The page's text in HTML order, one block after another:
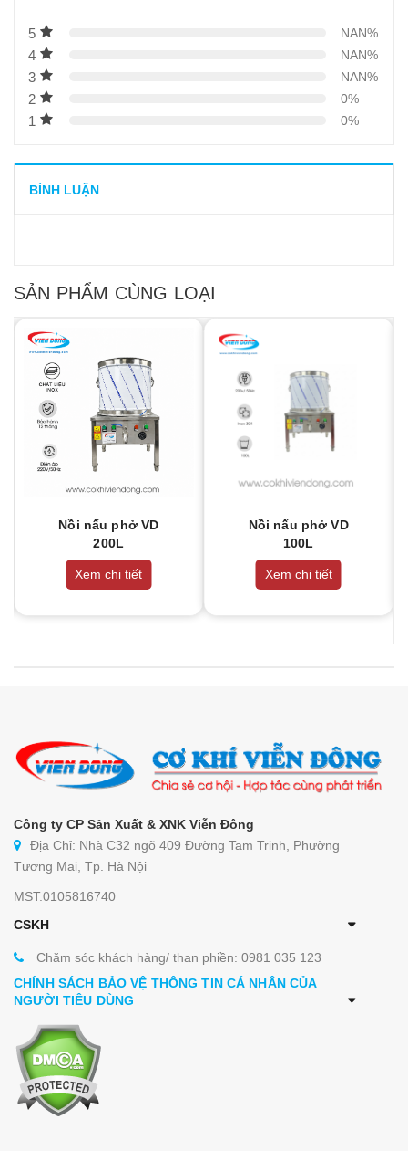
5 NAN%
4 NAN%
3 NAN%
2 0%
1 0%
BÌNH LUẬN
SẢN PHẨM CÙNG LOẠI
Nồi nấu phở VD
200L
Xem chi tiết
Nồi nấu phở VD
100L
Xem chi tiết
Công ty CP Sản Xuất & XNK Viễn Đông
Địa Chỉ: Nhà C32 ngõ 409 Đường Tam Trinh, Phường
Tương Mai, Tp. Hà Nội
MST:0105816740
CSKH
Chăm sóc khách hàng/ than phiền: 0981 035 123
CHÍNH SÁCH BẢO VỆ THÔNG TIN CÁ NHÂN CỦA
NGƯỜI TIÊU DÙNG